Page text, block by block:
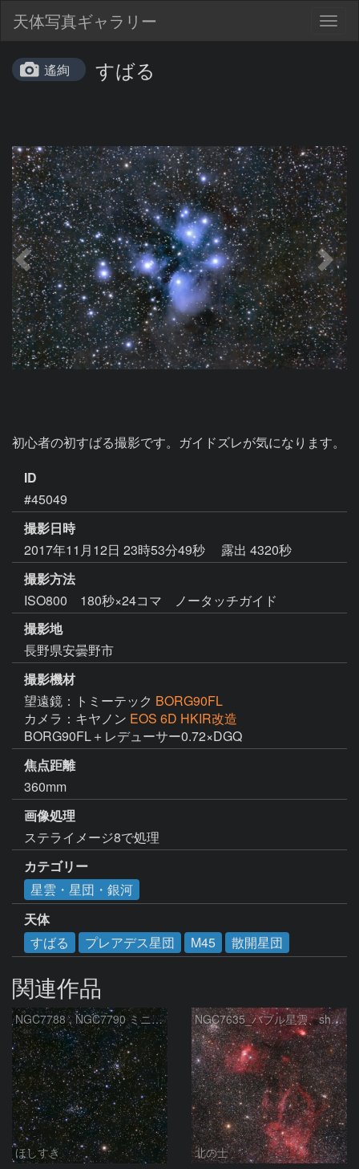
天体写真ギャラリー
遙絢 すばる
初心者の初すばる撮影です。ガイドズレが気になります。
ID
#45049
撮影日時
2017年11月12日 23時53分49秒
露出 4320秒
撮影方法
ISO800 180秒×24コマ ノータッチガイド
撮影地
長野県安曇野市
撮影機材
望遠鏡：トミーテック BORG90FL
カメラ：キヤノン EOS 6D HKIR改造
BORG90FL＋レデューサー0.72×DGQ
焦点距離
360mm
画像処理
ステライメージ8で処理
カテゴリー
星雲・星団・銀河
天体
すばる
プレアデス星団 M45 散開星団
関連作品
NGC7788 , NGC7790 ミニ二重星団
ほしすき
NGC7635_バブル星雲、sh2-157_くわがた星雲
北の士